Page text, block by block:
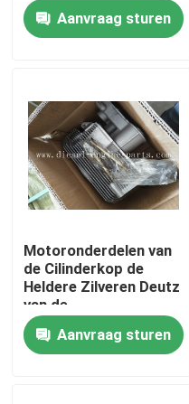
VR-show
Over ons
Kwaliteitscontrole
Contacteer ons
Klassieke Timing
Aanvraag sturen
Motoronderdelen van
de Cilinderkop de
Heldere Zilveren Deutz
van de
aluminiummotor
Aanvraag sturen